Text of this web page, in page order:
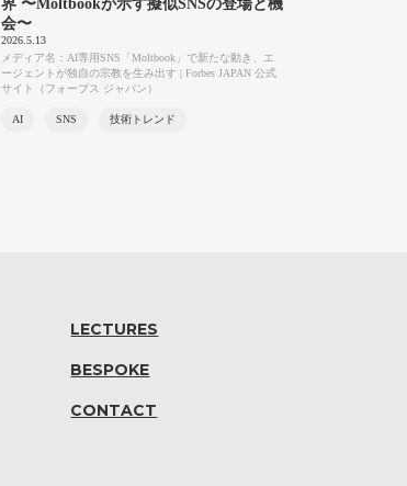
界 〜Moltbookが示す擬似SNSの登場と機
会〜
2026.5.13
メディア名：AI専用SNS「Moltbook」で新たな動き、エ
ージェントが独自の宗教を生み出す | Forbes JAPAN 公式
サイト（フォーブス ジャパン）
AI SNS 技術トレンド
LECTURES
BESPOKE
CONTACT